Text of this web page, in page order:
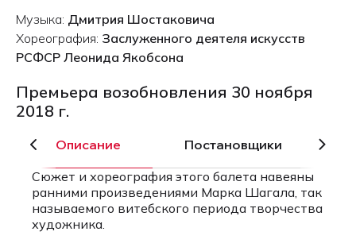
Музыка: Дмитрия Шостаковича
Хореография: Заслуженного деятеля искусств
РСФСР Леонида Якобсона
Премьера возобновления 30 ноября
2018 г.
Описание
Постановщики
Сюжет и хореография этого балета навеяны
ранними произведениями Марка Шагала, так
называемого витебского периода творчества
художника.